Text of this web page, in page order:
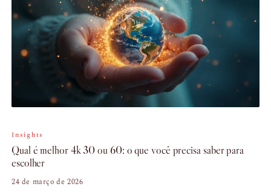
Insights
Qual é melhor 4k 30 ou 60: o que você precisa saber para
escolher
24 de março de 2026